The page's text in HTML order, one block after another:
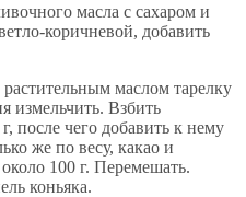
масла с сахаром и
коричневой, добавить
маслом тарелку
измельчить. Взбить
после чего добавить к нему
же по весу, какао и
100 г. Перемешать.
коньяка.